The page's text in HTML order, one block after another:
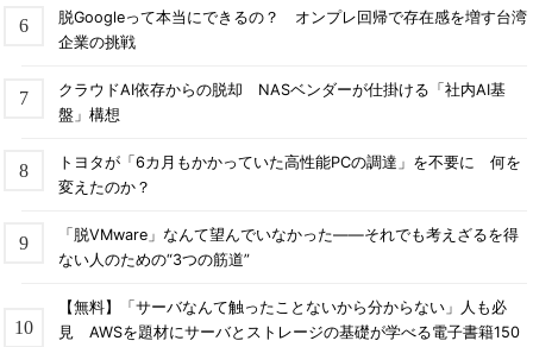
脱Googleって本当にできるの？ オンプレ回帰で存在感を増す台湾
企業の挑戦
クラウドAI依存からの脱却 NASベンダーが仕掛ける「社内AI基
盤」構想
トヨタが「6カ月もかかっていた高性能PCの調達」を不要に 何を
変えたのか？
「脱VMware」なんて望んでいなかった――それでも考えざるを得
ない人のための“3つの筋道”
【無料】「サーバなんて触ったことないから分からない」人も必
見 AWSを題材にサーバとストレージの基礎が学べる電子書籍150